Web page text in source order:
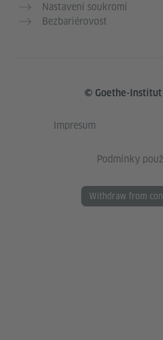
Nastavení soukromí
Bezbariérovost
© Goethe-Institut
Impresum
Podmínky
Withdraw from